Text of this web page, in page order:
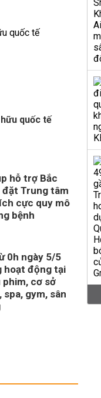
quốc tế
hỗ trợ Bắc
đặt Trung tâm
cực quy mô
bệnh
0h ngày 5/5
hoạt động tại
phim, cơ sở
spa, gym, sân